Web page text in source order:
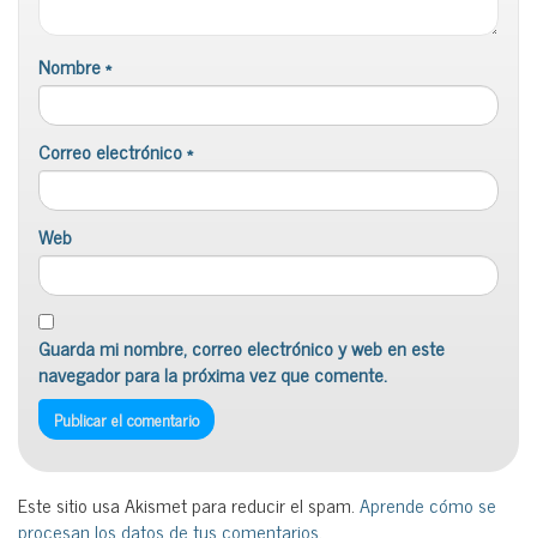
Nombre*
Correo electrónico*
Web
Guarda mi nombre, correo electrónico y web en este
navegador para la próxima vez que comente.
Este sitio usa Akismet para reducir el spam.Aprende cómo se
procesan los datos de tus comentarios.